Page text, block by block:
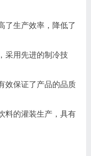
了生产效率，降低了
采用先进的制冷技
效保证了产品的品质
料的灌装生产，具有